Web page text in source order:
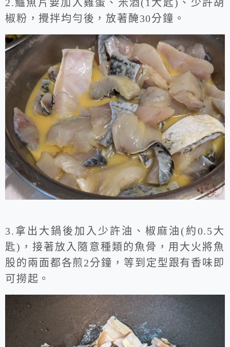
2.鱸魚片要加入雞蛋、米酒(1大匙)、少許胡
椒粉，攪拌均勻後，放著醃30分鐘。
3.拿出大鍋後加入少許油、椒麻油(約0.5大
匙)，接著放入隨意種類的魚骨，用大火將魚
股的兩面都各煎2分鐘，等到定型跟有香味即
可撈起。